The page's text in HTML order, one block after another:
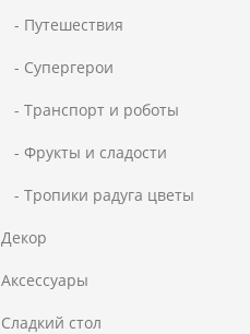
- Путешествия
- Супергерои
- Транспорт и роботы
- Фрукты и сладости
- Тропики радуга цветы
Декор
Аксессуары
Сладкий стол